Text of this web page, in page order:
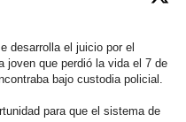
desarrolla el juicio por el
joven que perdió la vida el 7 de
bajo custodia policial.
para que el sistema de